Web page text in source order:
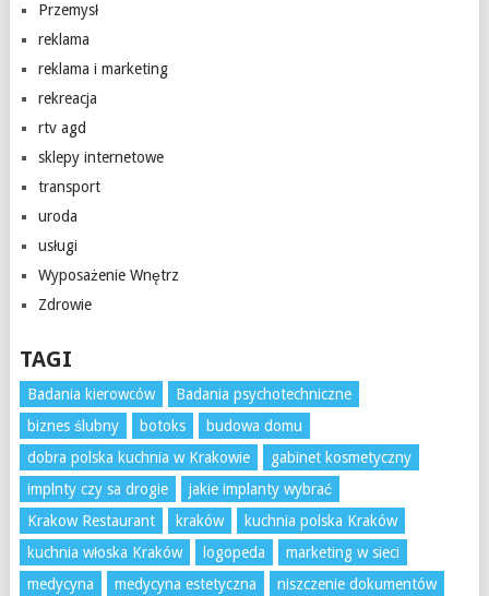
Przemysł
reklama
reklama i marketing
rekreacja
rtv agd
sklepy internetowe
transport
uroda
usługi
Wyposażenie Wnętrz
Zdrowie
TAGI
Badania kierowców
Badania psychotechniczne
biznes ślubny
botoks
budowa domu
dobra polska kuchnia w Krakowie
gabinet kosmetyczny
implnty czy sa drogie
jakie implanty wybrać
Krakow Restaurant
kraków
kuchnia polska Kraków
kuchnia włoska Kraków
logopeda
marketing w sieci
medycyna
medycyna estetyczna niszczenie dokumentów